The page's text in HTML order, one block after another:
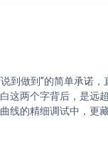
到做到”的简单承诺
这两个字背后，是远
线的精细调试中，更